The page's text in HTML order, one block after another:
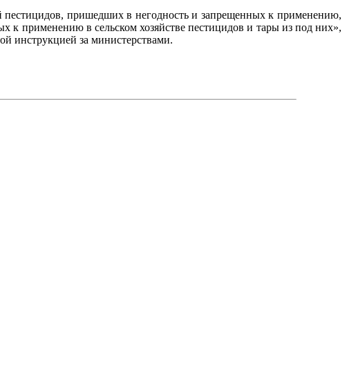
пестицидов, пришедших в негодность и запрещенных к применению,
к применению в сельском хозяйстве пестицидов и тары из под них»,
инструкцией за министерствами.